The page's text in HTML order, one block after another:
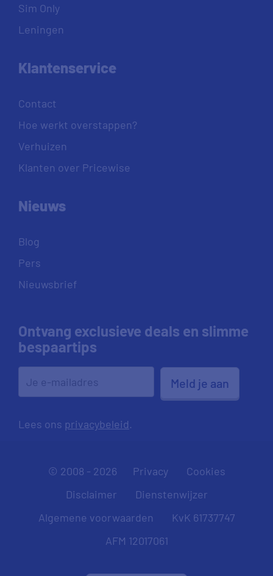
Sim Only
Leningen
Klantenservice
Contact
Hoe werkt overstappen?
Verhuizen
Klanten over Pricewise
Nieuws
Blog
Pers
Nieuwsbrief
Ontvang exclusieve deals en slimme
bespaartips
Meld je aan
Lees ons privacybeleid.
© 2008 - 2026 Privacy
Cookies
Disclaimer
Dienstenwijzer
Algemene voorwaarden
KvK 61737747
AFM 12017061